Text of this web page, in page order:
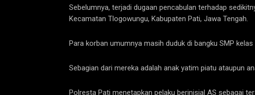
Sebelumnya, terjadi dugaan pencabulan terhadap
Kecamatan Tlogowungu, Kabupaten Pati, Jawa Tengah.
Para korban umumnya masih duduk di bangku SMP kelas
Sebagian dari mereka adalah anak yatim piatu ataupun
Polresta Pati menetapkan pelaku berinisial AS sebagai